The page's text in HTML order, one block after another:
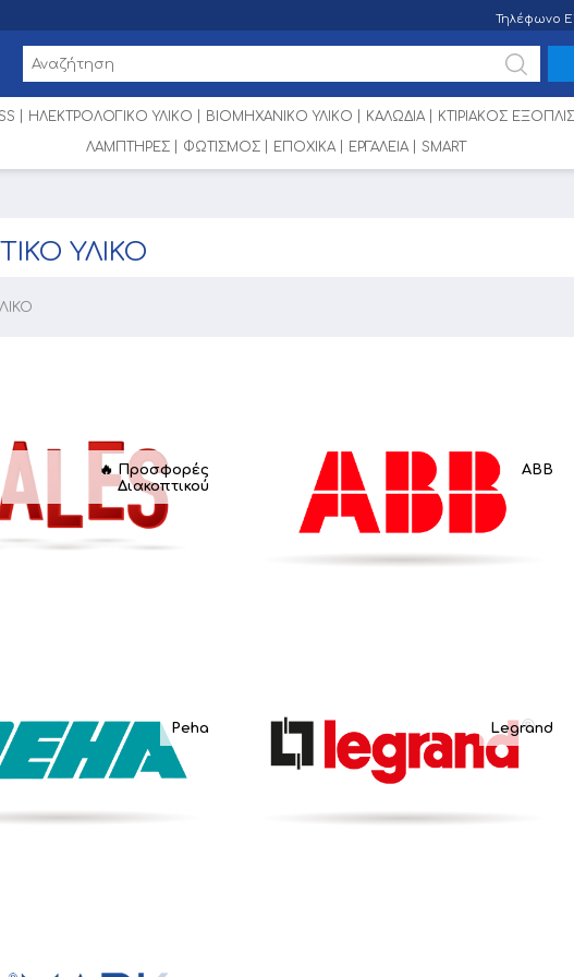
Τηλέφωνο
ΗΛΕΚΤΡΟΛΟΓΙΚΟ ΥΛΙΚΟ ΒΙΟΜΗΧΑΝΙΚΟ ΥΛΙΚΟ ΚΑΛΩΔΙΑ ΚΤΙΡΙΑΚΟΣ
ΛΑΜΠΤΗΡΕΣ
ΦΩΤΙΣΜΟΣ ΕΠΟΧΙΚΑ ΕΡΓΑΛΕΙΑ SMART
ΥΛΙΚΟ
🔥 Προσφορές
Διακοπτικού
ABB
Peha Legrand